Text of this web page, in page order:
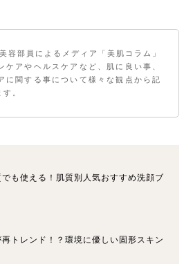
容部員によるメディア「美肌コラム」
ケアやヘルスケアなど、肌に良い事、
に関する事について様々な観点から記
。
でも使える！肌質別人気おすすめ洗顔ブ
再トレンド！？環境に優しい固形スキン